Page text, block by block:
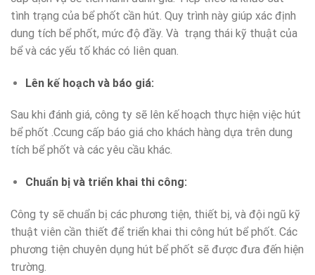
tình trạng của bể phốt cần hút. Quy trình này giúp xác định
dung tích bể phốt, mức độ đầy. Và trạng thái kỹ thuật của
bể và các yếu tố khác có liên quan.
Lên kế hoạch và báo giá:
Sau khi đánh giá, công ty sẽ lên kế hoạch thực hiện việc hút
bể phốt .Ccung cấp báo giá cho khách hàng dựa trên dung
tích bể phốt và các yêu cầu khác.
Chuẩn bị và triển khai thi công:
Công ty sẽ chuẩn bị các phương tiện, thiết bị, và đội ngũ kỹ
thuật viên cần thiết để triển khai thi công hút bể phốt. Các
phương tiện chuyên dụng hút bể phốt sẽ được đưa đến hiện
trường.